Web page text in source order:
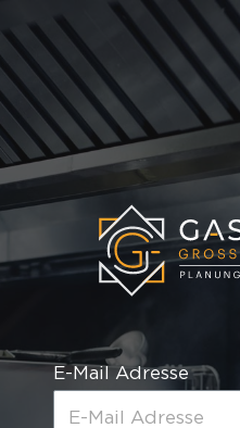
E-Mail Adresse